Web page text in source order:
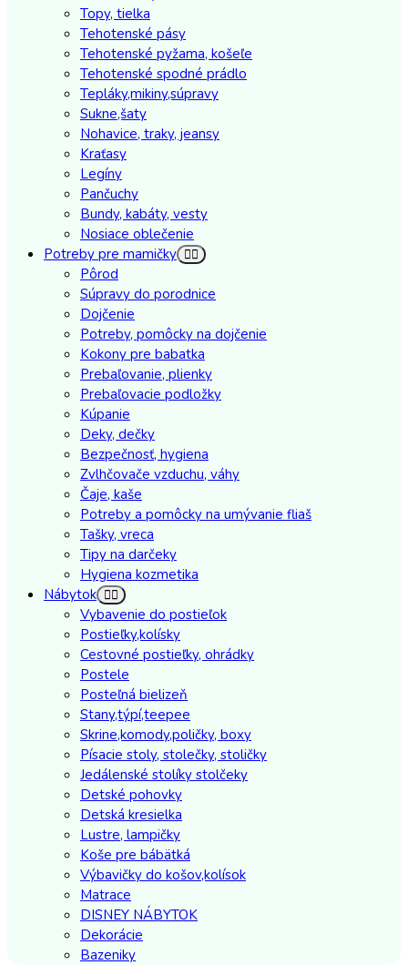
Topy, tielka
Tehotenské pásy
Tehotenské pyžama, košeľe
Tehotenské spodné prádlo
Tepláky,mikiny,súpravy
Sukne,šaty
Nohavice, traky, jeansy
Kraťasy
Legíny
Pančuchy
Bundy, kabáty, vesty
Nosiace oblečenie
Potreby pre mamičky
Pôrod
Súpravy do porodnice
Dojčenie
Potreby, pomôcky na dojčenie
Kokony pre babatka
Prebaľovanie, plienky
Prebaľovacie podložky
Kúpanie
Deky, dečky
Bezpečnosť, hygiena
Zvlhčovače vzduchu, váhy
Čaje, kaše
Potreby a pomôcky na umývanie fliaš
Tašky, vreca
Tipy na darčeky
Hygiena kozmetika
Nábytok
Vybavenie do postieľok
Postieľky,kolísky
Cestovné postieľky, ohrádky
Postele
Posteľná bielizeň
Stany,týpí,teepee
Skrine,komody,poličky, boxy
Písacie stoly, stolečky, stoličky
Jedálenské stolíky stolčeky
Detské pohovky
Detská kresielka
Lustre, lampičky
Koše pre bábätká
Výbavičky do košov,kolísok
Matrace
DISNEY NÁBYTOK
Dekorácie
Bazeniky